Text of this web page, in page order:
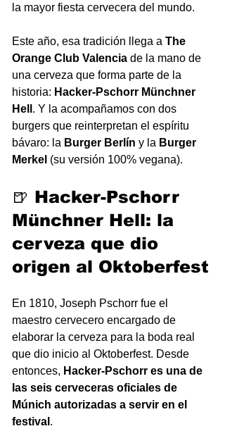
la mayor fiesta cervecera del mundo.
Este año, esa tradición llega a The
Orange Club Valencia de la mano de
una cerveza que forma parte de la
historia: Hacker-Pschorr Münchner
Hell . Y la acompañamos con dos
burgers que reinterpretan el espíritu
bávaro: la Burger Berlín y la Burger
Merkel (su versión 100% vegana).
🍺 Hacker-Pschorr
Münchner Hell: la
cerveza que dio
origen al Oktoberfest
En 1810, Joseph Pschorr fue el
maestro cervecero encargado de
elaborar la cerveza para la boda real
que dio inicio al Oktoberfest. Desde
entonces, Hacker-Pschorr es una de
las seis cerveceras oficiales de
Múnich autorizadas a servir en el
festival .